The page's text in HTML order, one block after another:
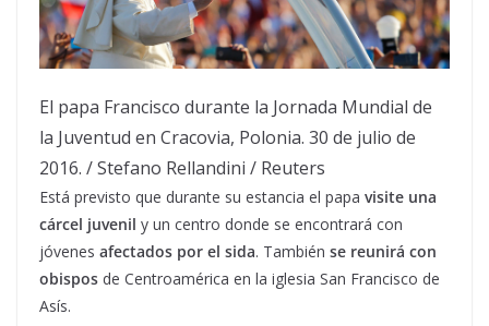
El papa Francisco durante la Jornada Mundial de
la Juventud en Cracovia, Polonia. 30 de julio de
2016. /Stefano Rellandini / Reuters
Está previsto que durante su estancia el papa visite una
cárcel juvenil y un centro donde se encontrará con
jóvenes afectados por el sida. También se reunirá con
obispos de Centroamérica en la iglesia San Francisco de
Asís.